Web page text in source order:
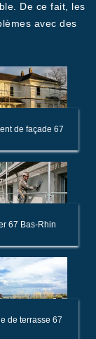
De ce fait, les
avec des
de façade 67
67 Bas-Rhin
de terrasse 67